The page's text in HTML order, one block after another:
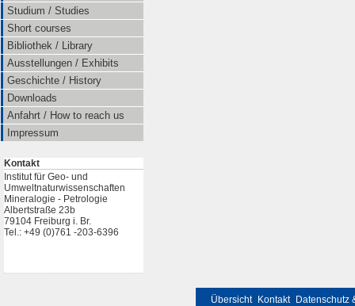
Studium / Studies
Short courses
Bibliothek / Library
Ausstellungen / Exhibits
Geschichte / History
Downloads
Anfahrt / How to reach us
Impressum
Kontakt
Institut für Geo- und
Umweltnaturwissenschaften
Mineralogie - Petrologie
Albertstraße 23b
79104 Freiburg i. Br.
Tel.: +49 (0)761 -203-6396
Übersicht Kontakt Datenschutz